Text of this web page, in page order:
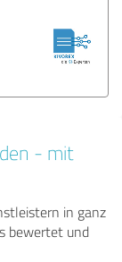
- mit
in ganz
bewertet und